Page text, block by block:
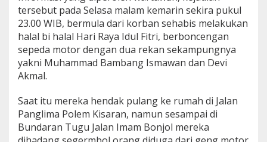
g
M
o
o
r
K
s
a
tersebut pada Selasa malam kemarin sekira pukul
23.00 WIB, bermula dari korban sehabis melakukan
halal bi halal Hari Raya Idul Fitri, berboncengan
sepeda motor dengan dua rekan sekampungnya
yakni Muhammad Bambang Ismawan dan Devi
Akmal.
Saat itu mereka hendak pulang ke rumah di Jalan
Panglima Polem Kisaran, namun sesampai di
Bundaran Tugu Jalan Imam Bonjol mereka